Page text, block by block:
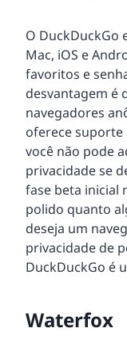
O DuckDuckGo
Mac, iOS e
favoritos e
desvantagem é
navegadores
oferece suporte
você não pode
privacidade se
fase beta inicial
polido quanto
deseja um
privacidade de
DuckDuckGo é
Waterfox